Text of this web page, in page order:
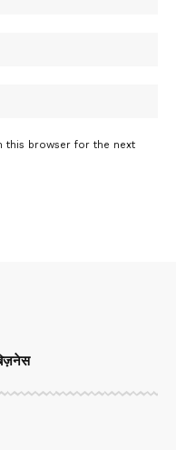
this browser for the next